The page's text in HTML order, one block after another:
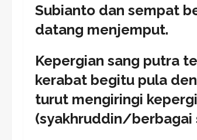
Subianto dan sempat
datang menjemput.
Kepergian sang putra
kerabat begitu pula
turut mengiringi
(syakhruddin/berbagai